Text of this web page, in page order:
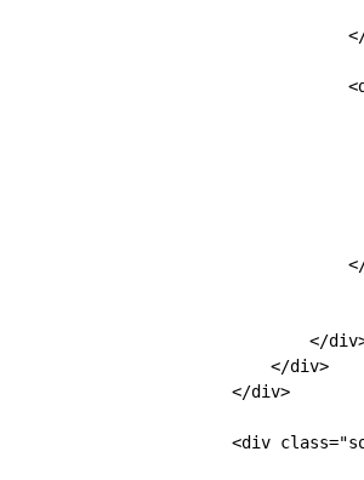
</
                        </div>
                    </div>
<div